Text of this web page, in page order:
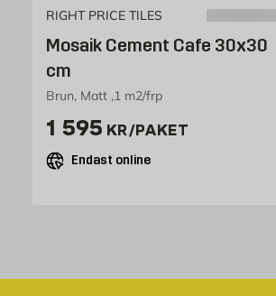
RIGHT PRICE TILES
Mosaik Cement Cafe 30x30
cm
Brun, Matt ,1 m2/frp
Pris 1595 kr /paket
1 595 KR/PAKET
Endast online